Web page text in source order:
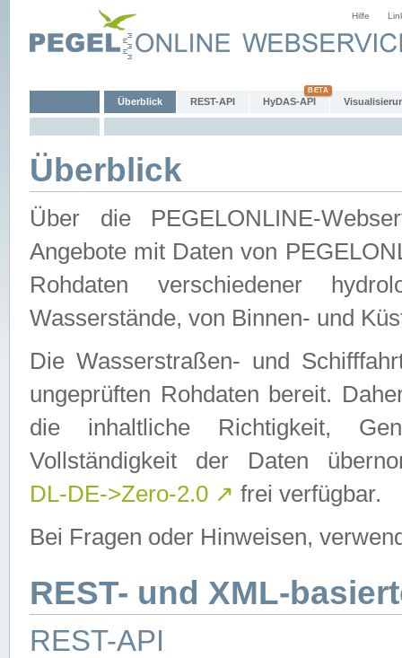
Hilfe
Überblick REST-API HyDAS-API
Überblick
Über die PEGELONLINE-
Angebote mit Daten von
Rohdaten verschiedener
Wasserstände, von Binnen- und
Die Wasserstraßen- und
ungeprüften Rohdaten bereit.
die inhaltliche Richtigkeit,
Vollständigkeit der Daten
DL-DE->Zero-2.0 ↗ frei verfügbar.
Bei Fragen oder Hinweisen,
REST- und XML-
REST-API